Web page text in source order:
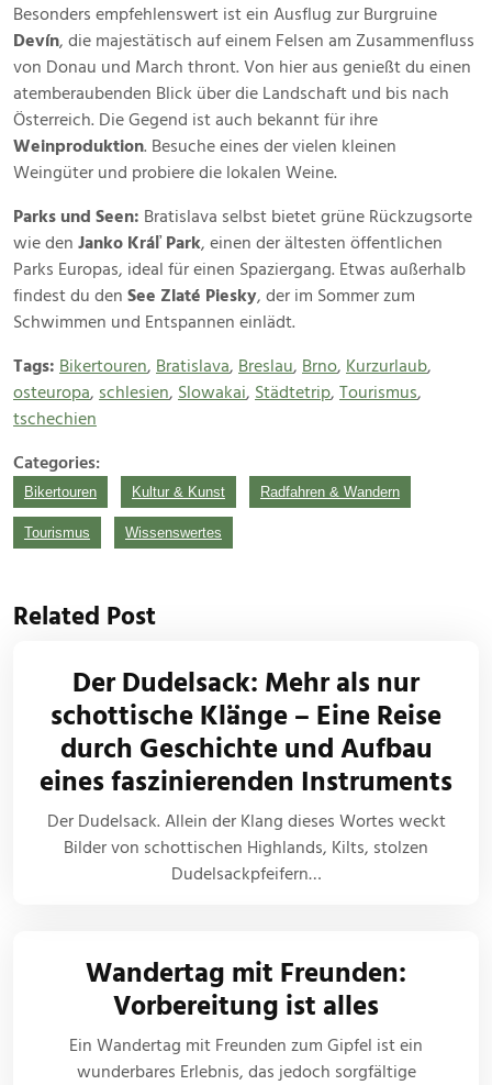
Besonders empfehlenswert ist ein Ausflug zur Burgruine
Devín, die majestätisch auf einem Felsen am Zusammenfluss
von Donau und March thront. Von hier aus genießt du einen
atemberaubenden Blick über die Landschaft und bis nach
Österreich. Die Gegend ist auch bekannt für ihre
Weinproduktion. Besuche eines der vielen kleinen
Weingüter und probiere die lokalen Weine.
Parks und Seen: Bratislava selbst bietet grüne Rückzugsorte
wie den Janko Kráľ Park, einen der ältesten öffentlichen
Parks Europas, ideal für einen Spaziergang. Etwas außerhalb
findest du den See Zlaté Piesky, der im Sommer zum
Schwimmen und Entspannen einlädt.
Tags: Bikertouren, Bratislava, Breslau, Brno, Kurzurlaub,
osteuropa, schlesien, Slowakai, Städtetrip, Tourismus,
tschechien
Categories:
Bikertouren Kultur & Kunst Radfahren & Wandern
Tourismus Wissenswertes
Related Post
Der Dudelsack: Mehr als nur
schottische Klänge – Eine Reise
durch Geschichte und Aufbau
eines faszinierenden Instruments
Der Dudelsack. Allein der Klang dieses Wortes weckt
Bilder von schottischen Highlands, Kilts, stolzen
Dudelsackpfeifern…
Wandertag mit Freunden:
Vorbereitung ist alles
Ein Wandertag mit Freunden zum Gipfel ist ein
wunderbares Erlebnis, das jedoch sorgfältige